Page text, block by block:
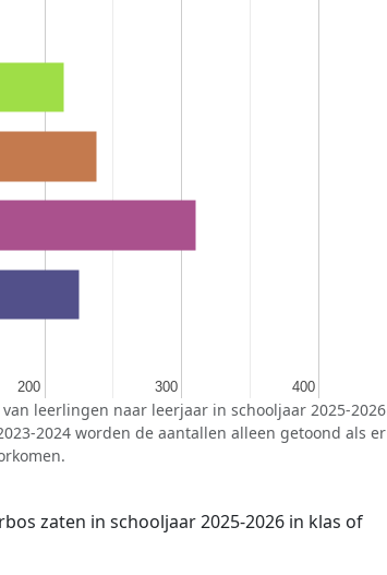
200
200 300
300 400
400
leerlingen naar leerjaar in schooljaar 2025-2026
2024 worden de aantallen alleen getoond als er
zaten in schooljaar 2025-2026 in klas of